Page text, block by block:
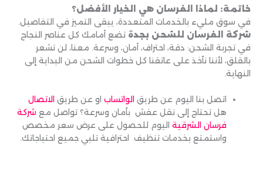
خاتمة: لماذا الفرسان هي الخيار الأفضل؟
في سوق مليء بالخدمات المتعددة، يبقى التميز في التفاصيل.
شركة الفرسان للشحن بجدة تضع أمامك كل عناصر النجاح
في تجربة الشحن: دقة، احتراف، أمان، وسرعة. معنا، لن تشعر
بالقلق، لأننا نأخذ على عاتقنا كل خطوات الشحن من البداية إلى
النهاية.
اتصل بنا اليوم عن طريق الواتساب او عن طريق الاتصال
هل تحتاج إلى نقل عفش بأمان وسرعة؟ تواصل مع شركة
فرسان الشرقية اليوم للحصول على عرض سعر مخصص
واستمتع بخدمات تنظيف احترافية تلبي جميع احتياجاتك.